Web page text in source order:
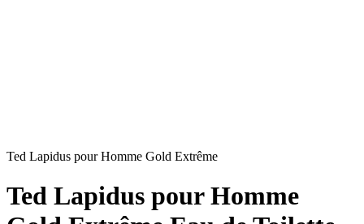
Ted Lapidus pour Homme Gold Extrême
Ted Lapidus pour Homme